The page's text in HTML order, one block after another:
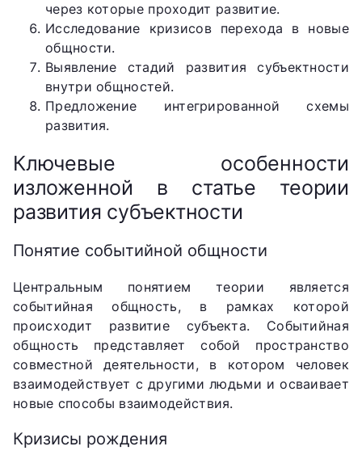
через которые проходит развитие.
Исследование кризисов перехода в новые
общности.
Выявление стадий развития субъектности
внутри общностей.
Предложение интегрированной схемы
развития.
Ключевые особенности
изложенной в статье теории
развития субъектности
Понятие событийной общности
Центральным понятием теории является
событийная общность, в рамках которой
происходит развитие субъекта. Событийная
общность представляет собой пространство
совместной деятельности, в котором человек
взаимодействует с другими людьми и осваивает
новые способы взаимодействия.
Кризисы рождения